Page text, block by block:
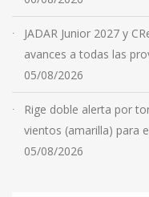
JADAR Junior 2027 y
avances a todas las
05/08/2026
Rige doble alerta por
vientos (amarilla) para
05/08/2026